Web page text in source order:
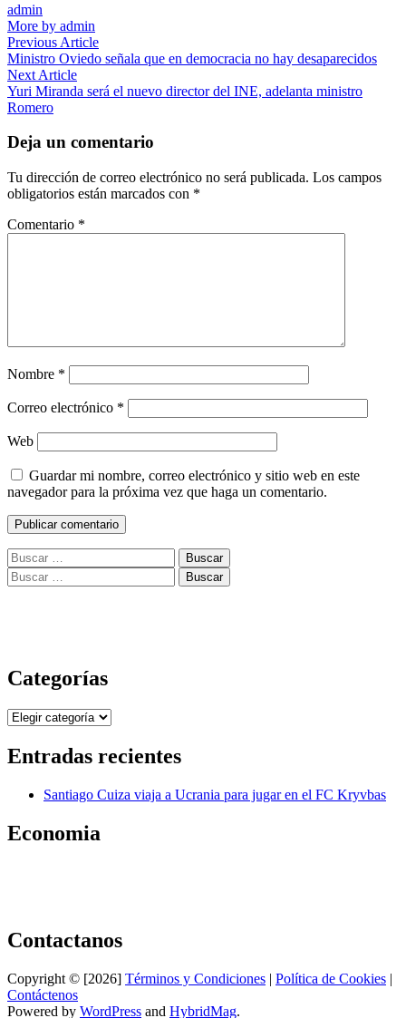
admin
More by admin
Navegación
de
entradas
Previous ArticlePrevious
article:
Ministro Oviedo señala que en democracia no hay desaparecidos
Next ArticleNext
article:
Yuri Miranda será el nuevo director del INE, adelanta ministro
Romero
Deja un comentario
Tu dirección de correo electrónico no será publicada. Los campos
obligatorios están marcados con *
Comentario *
Nombre *
Correo electrónico *
Web
Guardar mi nombre, correo electrónico y sitio web en este
navegador para la próxima vez que haga un comentario.
Buscar:
Buscar:
Categorías
Categorías
Entradas recientes
Santiago Cuiza viaja a Ucrania para jugar en el FC Kryvbas
Economia
Contactanos
Copyright © [2026] Términos y Condiciones | Política de Cookies |
Contáctenos
Powered by WordPress and HybridMag.